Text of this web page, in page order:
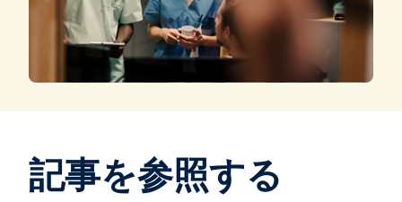
記事を参照する